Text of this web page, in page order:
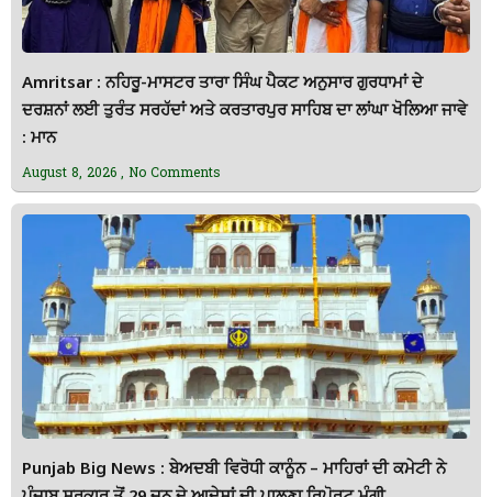
Amritsar : ਨਹਿਰੂ-ਮਾਸਟਰ ਤਾਰਾ ਸਿੰਘ ਪੈਕਟ ਅਨੁਸਾਰ ਗੁਰਧਾਮਾਂ ਦੇ
ਦਰਸ਼ਨਾਂ ਲਈ ਤੁਰੰਤ ਸਰਹੱਦਾਂ ਅਤੇ ਕਰਤਾਰਪੁਰ ਸਾਹਿਬ ਦਾ ਲਾਂਘਾ ਖੋਲਿਆ ਜਾਵੇ
: ਮਾਨ
August 8, 2026 No Comments
Punjab Big News : ਬੇਅਦਬੀ ਵਿਰੋਧੀ ਕਾਨੂੰਨ – ਮਾਹਿਰਾਂ ਦੀ ਕਮੇਟੀ ਨੇ